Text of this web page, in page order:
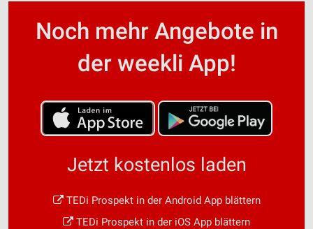
Noch mehr Angebote in
der weekli App!
Jetzt kostenlos laden
TEDi Prospekt in der Android App blättern
TEDi Prospekt in der iOS App blättern